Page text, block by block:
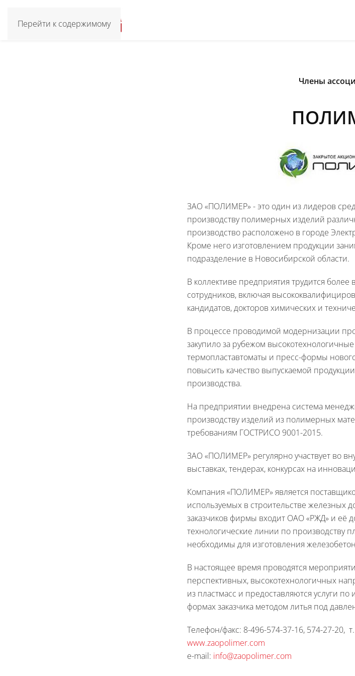
Перейти к содержимому
Члены
ЗАО «ПОЛИМЕР» - это один из лидеров
производству полимерных изделий
производство расположено в городе
Кроме него изготовлением продукции
подразделение в Новосибирской области.
В коллективе предприятия трудится
сотрудников, включая
кандидатов, докторов химических и
В процессе проводимой модернизации
закупило за рубежом
термопластавтоматы и пресс-формы
повысить качество выпускаемой
производства.
На предприятии внедрена система
производству изделий из полимерных
требованиям ГОСТРИСО 9001-2015.
ЗАО «ПОЛИМЕР» регулярно участвует во
выставках, тендерах, конкурсах на
Компания «ПОЛИМЕР» является
используемых в строительстве железных
заказчиков фирмы входит ОАО «РЖД» и её
технологические линии по производству
необходимы для изготовления
В настоящее время проводятся
перспективных, высокотехнологичных
из пластмасс и предоставляются услуги
формах заказчика методом литья под
Телефон/факс: 8-496-574-37-16, 574-27-20,
www.zaopolimer.com
e-mail: info@zaopolimer.com